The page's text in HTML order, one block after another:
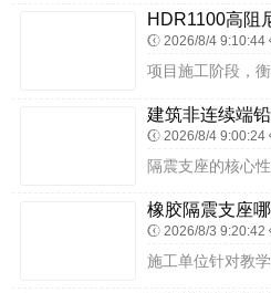
2026/8/4 9:10:44
2026/8/4 9:00:24
2026/8/3 9:20:42